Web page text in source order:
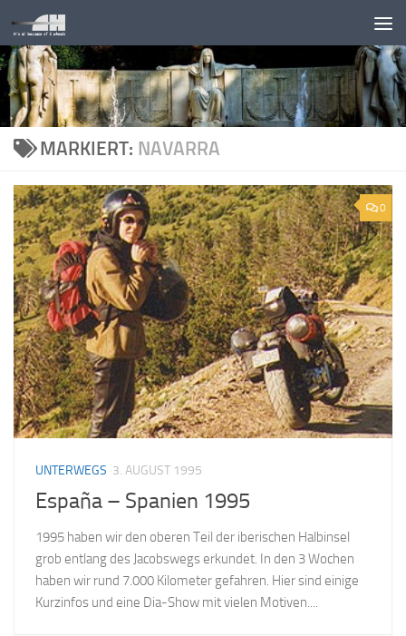
Unter dem Inhalt
MARKIERT: NAVARRA
0
UNTERWEGS 3. AUGUST 1995
España – Spanien 1995
1995 haben wir den oberen Teil der iberischen Halbinsel
grob entlang des Jacobswegs erkundet. In den 3 Wochen
haben wir rund 7.000 Kilometer gefahren. Hier sind einige
Kurzinfos und eine Dia-Show mit vielen Motiven....